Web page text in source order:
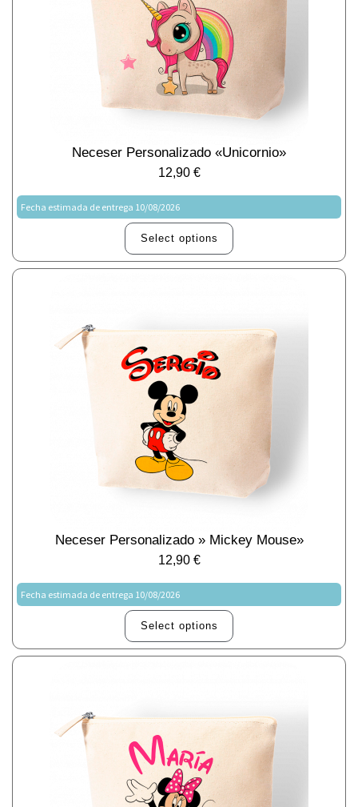
Neceser Personalizado «unicornio»
12,90 €
Fecha estimada de entrega 10/08/2026
Select options
Neceser Personalizado » Mickey Mouse»
12,90 €
Fecha estimada de entrega 10/08/2026
Select options